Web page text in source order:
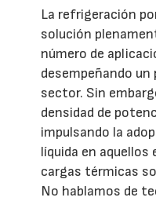
La refrigeración
solución
número de
desempeñando un
sector. Sin
densidad de
impulsando la
líquida en
cargas térmicas
No hablamos de